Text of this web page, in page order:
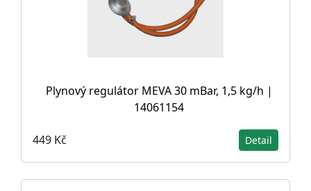
Plynový regulátor MEVA 30 mBar, 1,5 kg/h |
14061154
449 Kč Detail